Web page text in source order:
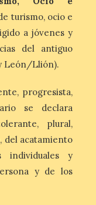
la
turismo, ocio e
a jóvenes y
del antiguo
León/Llión).
progresista,
se declara
plural,
del acatamiento
y
y de los